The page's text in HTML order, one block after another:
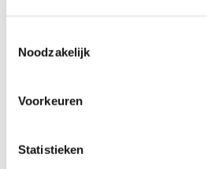
Noodzakelijk
Voorkeuren
Statistieken
Oppervlakte
€—
Panelen worden standaard